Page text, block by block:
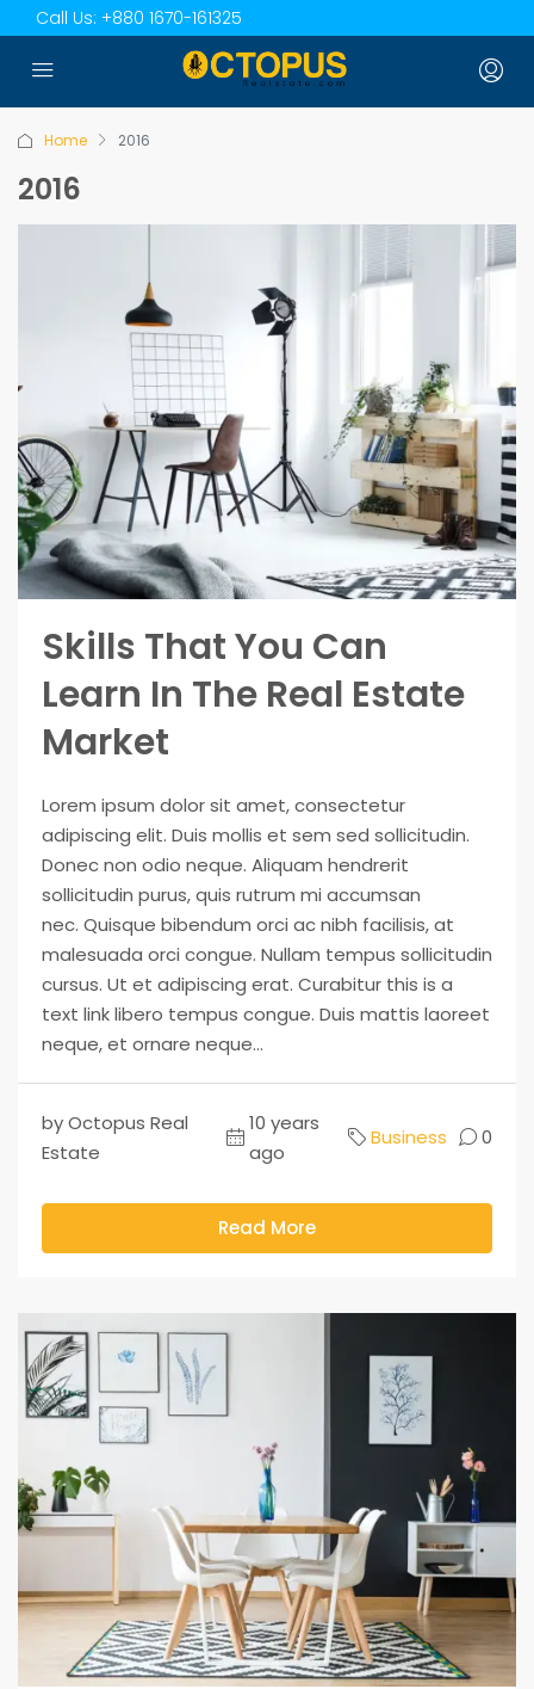
Call Us: +880 1670-161325
Home 2016
2016
Skills That You Can
Learn In The Real Estate
Market
Lorem ipsum dolor sit amet, consectetur
adipiscing elit. Duis mollis et sem sed sollicitudin.
Donec non odio neque. Aliquam hendrerit
sollicitudin purus, quis rutrum mi accumsan
nec. Quisque bibendum orci ac nibh facilisis, at
malesuada orci congue. Nullam tempus sollicitudin
cursus. Ut et adipiscing erat. Curabitur this is a
text link libero tempus congue. Duis mattis laoreet
neque, et ornare neque...
by Octopus Real
Estate
10 years
ago
Business 0
Read More